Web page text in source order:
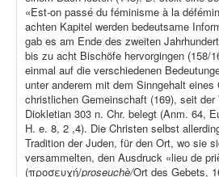
«Est-on passé du féminisme à la
achten Kapitel werden bedeutsame
gab es am Ende des zweiten
bis zu acht Bischöfe hervorgingen (158/
einmal auf die verschiedenen
unter anderem mit dem Sinngehalt eines
christlichen Gemeinschaft (169), seit der
Diokletian 303 n. Chr. belegt (Anm. 64,
H. e. 8, 2 ,4). Die Christen selbst
Tradition der Juden, für den Ort, wo sie
versammelten, den Ausdruck «lieu de
(προσευχή/proseuchè/Ort des Gebets,